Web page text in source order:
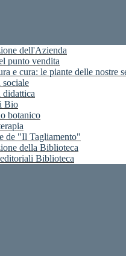
dell'Azienda
punto vendita
e cura: le piante delle nostre
sociale
didattica
Bio
botanico
de "Il Tagliamento"
della Biblioteca
Biblioteca